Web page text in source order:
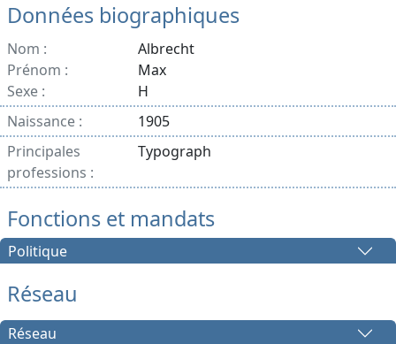
Données biographiques
Nom :
Albrecht
Prénom :
Max
Sexe :
H
Naissance :
1905
Principales
professions :
Typograph
Fonctions et mandats
Politique
Réseau
Réseau